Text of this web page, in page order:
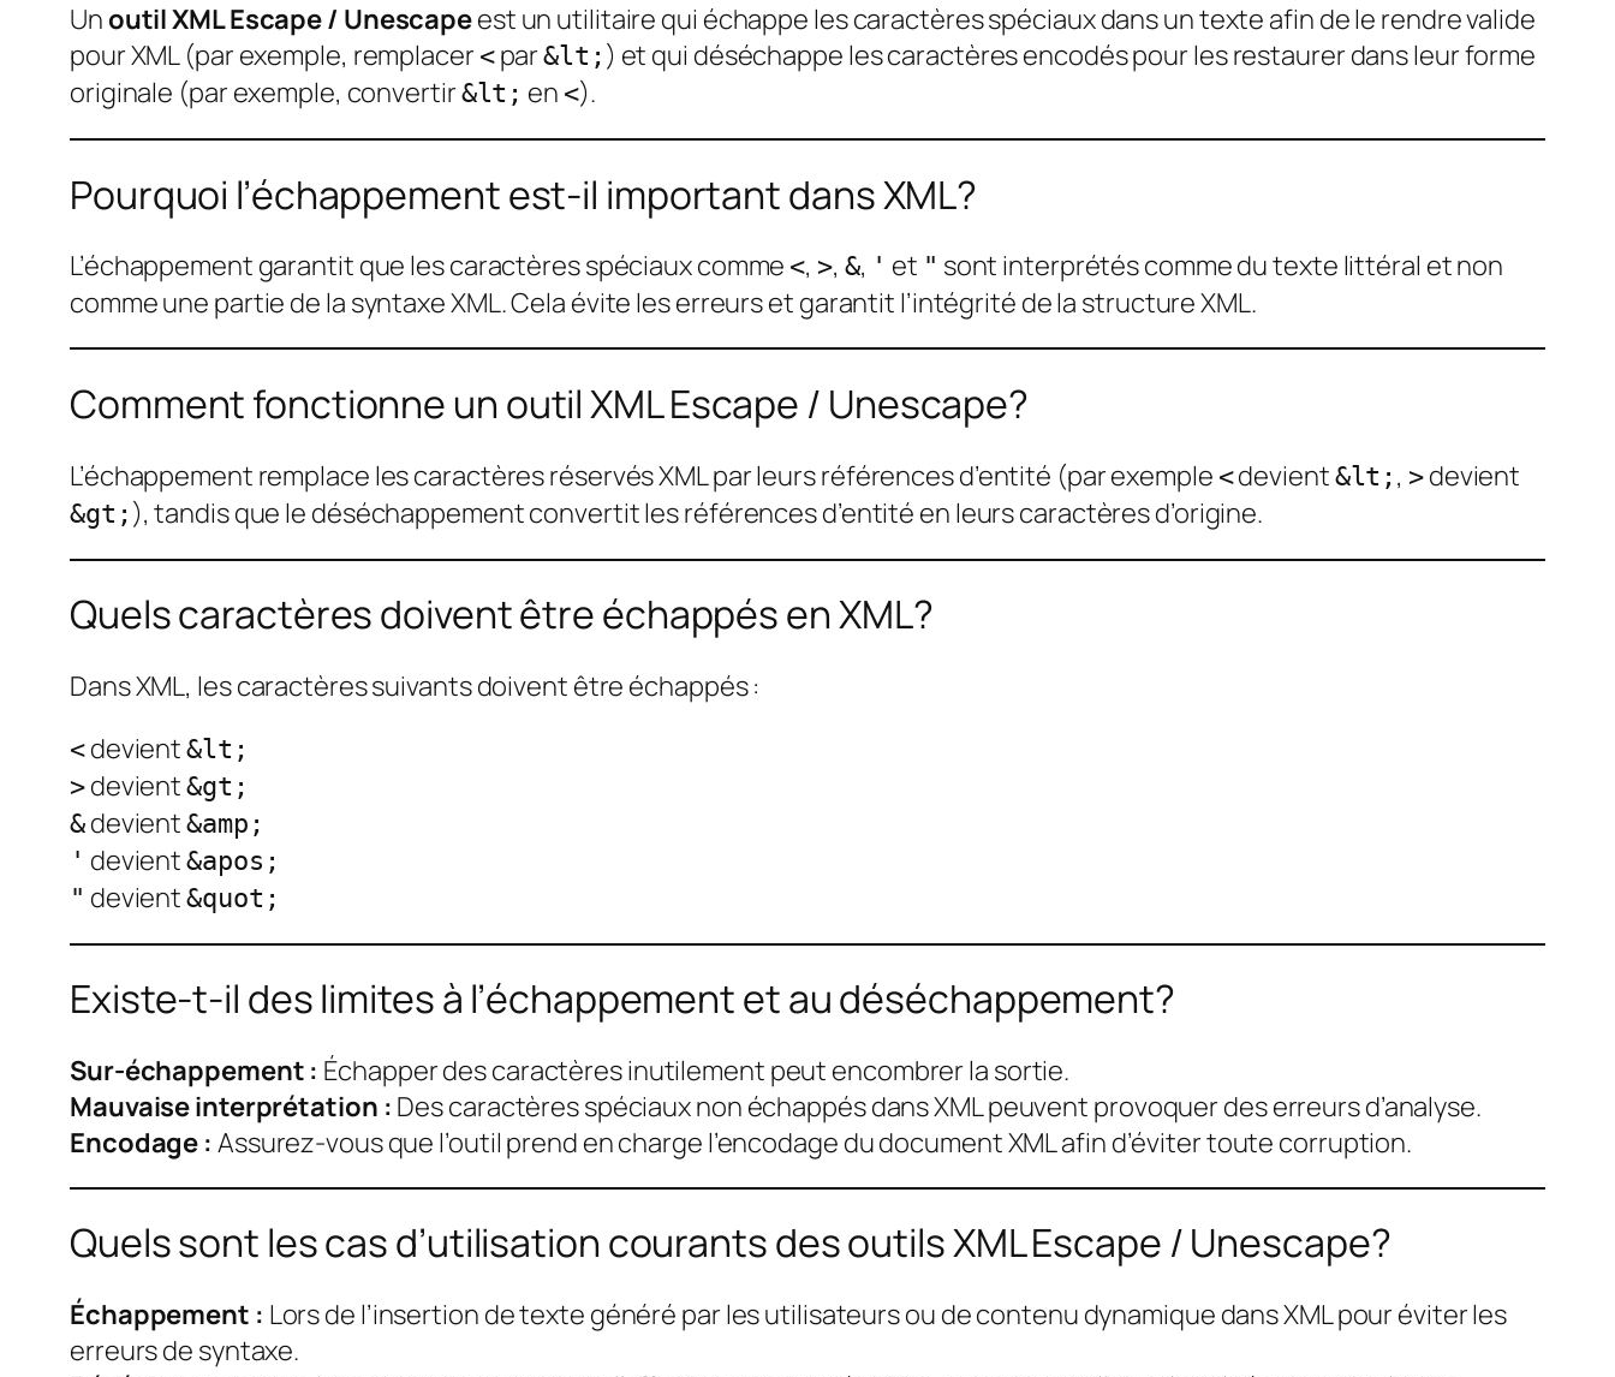
Un outil XML Escape / Unescapeest un utilitaire qui échappe les caractères spéciaux dans un texte afin de le rendre valide
pour XML (par exemple, remplacer <par&lt; ) et qui déséchappe les caractères encodés pour les restaurer dans leur forme
originale (par exemple, convertir &lt; en <).
Pourquoi l’échappement est-il important dans XML?
L’échappement garantit que les caractères spéciaux comme <, >, &, ' et " sont interprétés comme du texte littéral et non
comme une partie de la syntaxe XML. Cela évite les erreurs et garantit l’intégrité de la structure XML.
Comment fonctionne un outil XML Escape / Unescape?
L’échappement remplace les caractères réservés XML par leurs références d’entité (par exemple <devient &lt; , >devient
&gt; ), tandis que le déséchappement convertit les références d’entité en leurs caractères d’origine.
Quels caractères doivent être échappés en XML?
Dans XML, les caractères suivants doivent être échappés :
<devient&lt;
>devient&gt;
&devient&amp;
' devient&apos;
" devient&quot;
Existe-t-il des limites à l’échappement et au déséchappement?
Sur-échappement : Échapper des caractères inutilement peut encombrer la sortie.
Mauvaise interprétation : Des caractères spéciaux non échappés dans XML peuvent provoquer des erreurs d’analyse.
Encodage : Assurez-vous que l’outil prend en charge l’encodage du document XML afin d’éviter toute corruption.
Quels sont les cas d’utilisation courants des outils XML Escape / Unescape?
Échappement : Lors de l’insertion de texte généré par les utilisateurs ou de contenu dynamique dans XML pour éviter les
erreurs de syntaxe.